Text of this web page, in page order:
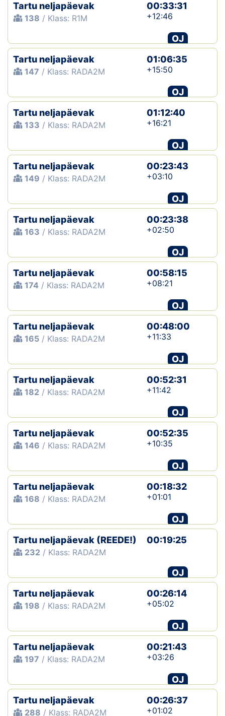
Tartu neljapäevak
138 / Klass: R1M
00:33:31
+12:46
OJ
Tartu neljapäevak
147 / Klass: RADA2M
01:06:35
+15:50
OJ
Tartu neljapäevak
133 / Klass: RADA2M
01:12:40
+16:21
OJ
Tartu neljapäevak
149 / Klass: RADA2M
00:23:43
+03:10
OJ
Tartu neljapäevak
163 / Klass: RADA2M
00:23:38
+02:50
OJ
Tartu neljapäevak
174 / Klass: RADA2M
00:58:15
+08:21
OJ
Tartu neljapäevak
165 / Klass: RADA2M
00:48:00
+11:33
OJ
Tartu neljapäevak
182 / Klass: RADA2M
00:52:31
+11:42
OJ
Tartu neljapäevak
146 / Klass: RADA2M
00:52:35
+10:35
OJ
Tartu neljapäevak
168 / Klass: RADA2M
00:18:32
+01:01
OJ
Tartu neljapäevak (REEDE!)
232 / Klass: RADA2M
00:19:25
OJ
Tartu neljapäevak
198 / Klass: RADA2M
00:26:14
+05:02
OJ
Tartu neljapäevak
197 / Klass: RADA2M
00:21:43
+03:26
OJ
Tartu neljapäevak
288 / Klass: RADA2M
00:26:37
+01:02